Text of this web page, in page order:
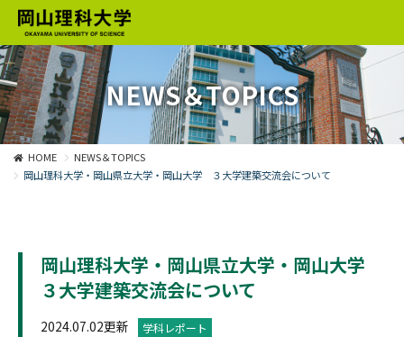
NEWS＆TOPICS
HOME
NEWS＆TOPICS
岡山理科大学・岡山県立大学・岡山大学 ３大学建築交流会について
岡山理科大学・岡山県立大学・岡山大学
３大学建築交流会について
2024.07.02更新 学科レポート